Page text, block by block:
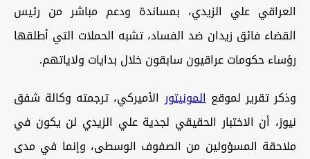
العراقي علي الزيدي، بمساندة ودعم مباشر من رئيس
القضاء فائق زيدان ضد الفساد، تشبه الحملات التي أطلقها
رؤساء حكومات عراقيون سابقون خلال بدايات ولاياتهم.
وذكر تقرير لموقعالمونيتورالأميركي، ترجمته وكالة شفق
نيوز، أن الاختبار الحقيقي لجدية علي الزيدي لن يكون في
ملاحقة المسؤولين من الصفوف الوسطى، وإنما في مدى